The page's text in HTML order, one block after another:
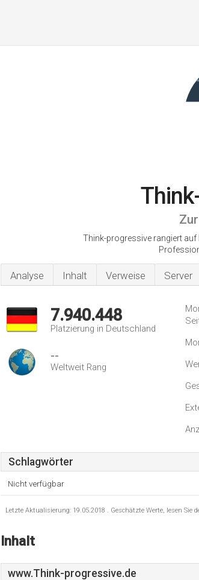
Think-progressive rangiert auf
Analyse Inhalt Verweise Server
7.940.448
Platzierung in Deutschland
--
Weltweit Rang
Schlagwörter
Nicht verfügbar
Letzte Aktualisierung: 19.05.2018 . Geschätzte Werte, lesen Sie
Inhalt
www.Think-progressive.de